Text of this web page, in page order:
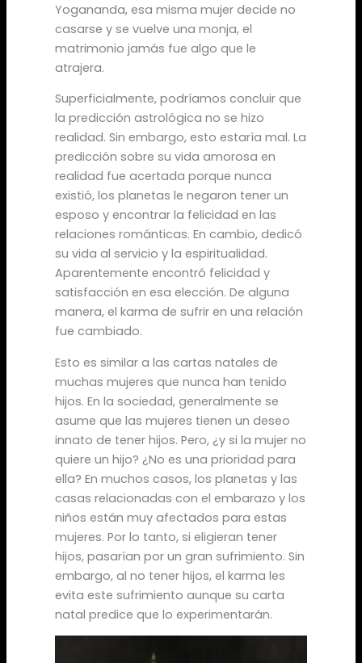
Yogananda, esa misma mujer decide no
casarse y se vuelve una monja, el
matrimonio jamás fue algo que le
atrajera.
Superficialmente, podríamos concluir que
la predicción astrológica no se hizo
realidad. Sin embargo, esto estaría mal. La
predicción sobre su vida amorosa en
realidad fue acertada porque nunca
existió, los planetas le negaron tener un
esposo y encontrar la felicidad en las
relaciones románticas. En cambio, dedicó
su vida al servicio y la espiritualidad.
Aparentemente encontró felicidad y
satisfacción en esa elección. De alguna
manera, el karma de sufrir en una relación
fue cambiado.
Esto es similar a las cartas natales de
muchas mujeres que nunca han tenido
hijos. En la sociedad, generalmente se
asume que las mujeres tienen un deseo
innato de tener hijos. Pero, ¿y si la mujer no
quiere un hijo? ¿No es una prioridad para
ella? En muchos casos, los planetas y las
casas relacionadas con el embarazo y los
niños están muy afectados para estas
mujeres. Por lo tanto, si eligieran tener
hijos, pasarían por un gran sufrimiento. Sin
embargo, al no tener hijos, el karma les
evita este sufrimiento aunque su carta
natal predice que lo experimentarán.